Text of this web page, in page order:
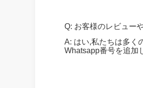
Q: お客様のレビュー
A: はい,私たちは多く
Whatsapp番号を追加